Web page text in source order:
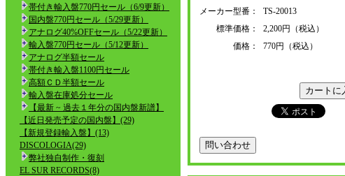
帯付き輸入盤770円セール（6/9更新）
国内盤770円セール（5/29更新）
アナログ40%OFFセール（5/22更新）
輸入盤770円セール（5/12更新）
アナログ半額セール
帯付き輸入盤1100円セール
高額ＣＤ半額セール
輸入盤在庫処分セール
【最新 ~ 過去１年分の国内盤新譜】
【近日発売予定の国内盤】(29)
【新規登録輸入盤】(13)
DISCOLOGIA(29)
弊社独自制作・復刻
EL SUR RECORDS(8)
メーカー型番：
TS-20013
標準価格：
2,200円（税込）
価格：
770円（税込）